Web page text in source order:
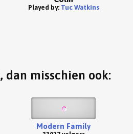
Played by: Tuc Watkins
misschien ook:
Modern Family